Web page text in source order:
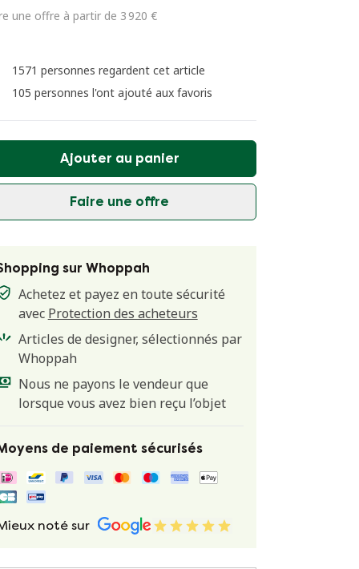
une offre à partir de 3 920 €
1571 personnes regardent cet article
105 personnes l'ont ajouté aux favoris
Ajouter au panier
Faire une offre
sur Whoppah
Achetez et payez en toute sécurité
avec Protection des acheteurs
Articles de designer, sélectionnés par
Whoppah
Nous ne payons le vendeur que
lorsque vous avez bien reçu l’objet
de paiement sécurisés
noté sur